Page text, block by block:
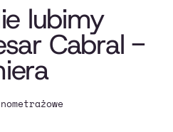
lubimy
Cabral -